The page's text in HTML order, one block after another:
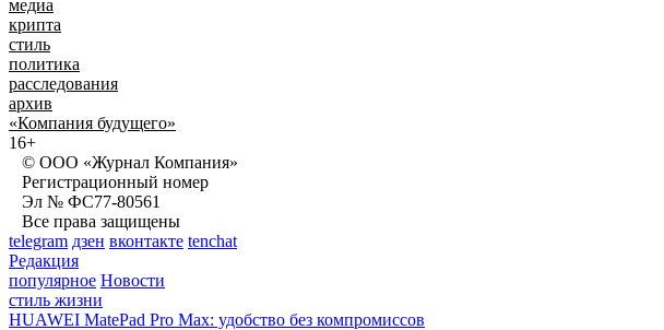
медиа
крипта
стиль
политика
расследования
архив
«Компания будущего»
16+
© ООО «Журнал Компания»
Регистрационный номер
Эл № ФС77-80561
Все права защищены
telegram дзен вконтакте tenchat
Редакция
популярное Новости
стиль жизни
HUAWEI MatePad Pro Max: удобство без компромиссов